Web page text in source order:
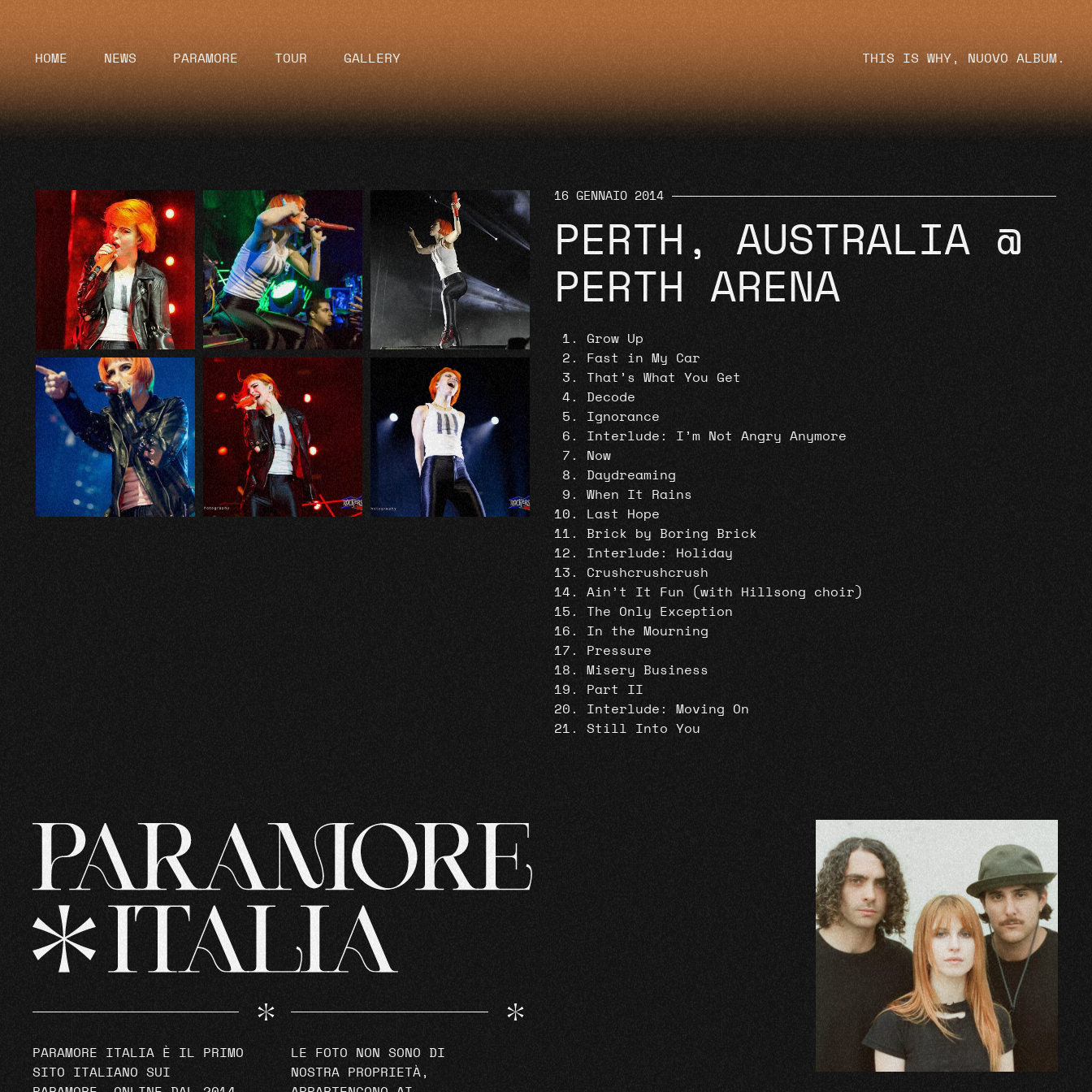
HOME NEWS PARAMORE TOUR GALLERY THIS IS WHY, NUOVO ALBUM.
16 GENNAIO 2014
PERTH, AUSTRALIA @
PERTH ARENA
Grow Up
Fast in My Car
That’s What You Get
Decode
Ignorance
Interlude: I’m Not Angry Anymore
Now
Daydreaming
When It Rains
Last Hope
Brick by Boring Brick
Interlude: Holiday
Crushcrushcrush
Ain’t It Fun (with Hillsong choir)
The Only Exception
In the Mourning
Pressure
Misery Business
Part II
Interlude: Moving On
Still Into You
PARAMORE ITALIA È IL PRIMO
SITO ITALIANO SUI
LE FOTO NON SONO DI
NOSTRA PROPRIETÀ,